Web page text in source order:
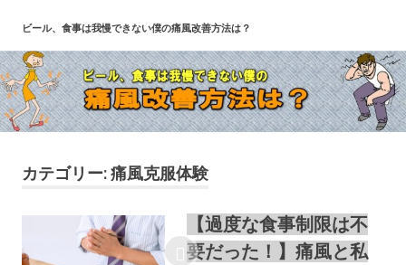
テ
ン
ツ
へ
ビール、食事は我慢できない僕の痛風改善方法は？
カテゴリー:痛風克服体験
【過度な食事制限は不
要だった！】痛風と私